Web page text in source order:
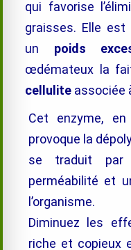
qui favorise
graisses. Elle est
un poids
œdémateux la
cellulite associée
Cet enzyme,
provoque la
se traduit par
perméabilité et
l’organisme.
Diminuez les
riche et copieux